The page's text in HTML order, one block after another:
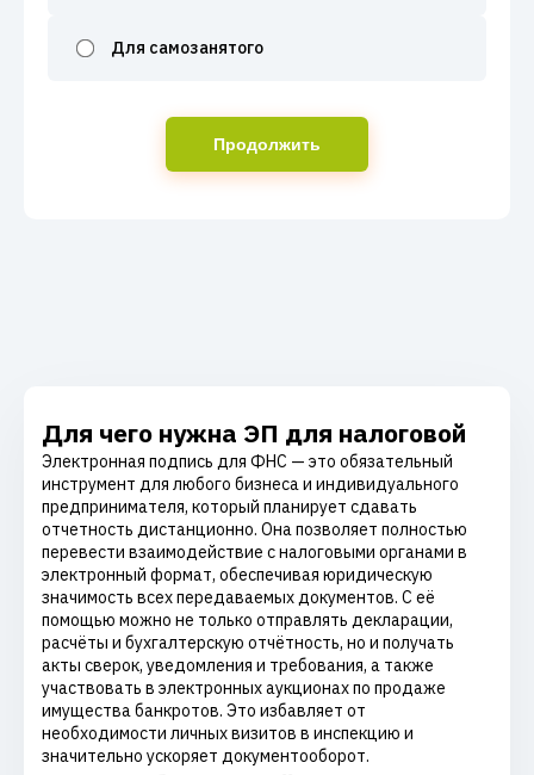
Для самозанятого
Продолжить
Для чего нужна ЭП для налоговой
Электронная подпись для ФНС — это обязательный
инструмент для любого бизнеса и индивидуального
предпринимателя, который планирует сдавать
отчетность дистанционно. Она позволяет полностью
перевести взаимодействие с налоговыми органами в
электронный формат, обеспечивая юридическую
значимость всех передаваемых документов. С её
помощью можно не только отправлять декларации,
расчёты и бухгалтерскую отчётность, но и получать
акты сверок, уведомления и требования, а также
участвовать в электронных аукционах по продаже
имущества банкротов. Это избавляет от
необходимости личных визитов в инспекцию и
значительно ускоряет документооборот.